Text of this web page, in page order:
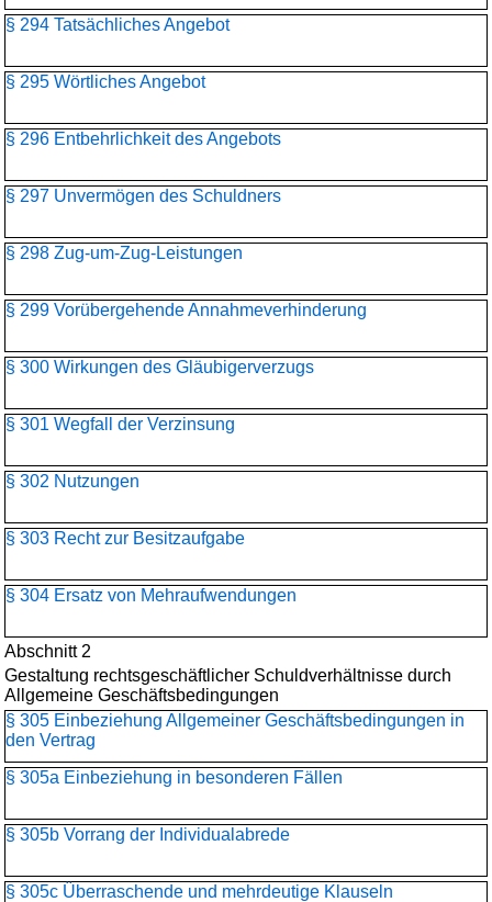
§ 294 Tatsächliches Angebot
§ 295 Wörtliches Angebot
§ 296 Entbehrlichkeit des Angebots
§ 297 Unvermögen des Schuldners
§ 298 Zug-um-Zug-Leistungen
§ 299 Vorübergehende Annahmeverhinderung
§ 300 Wirkungen des Gläubigerverzugs
§ 301 Wegfall der Verzinsung
§ 302 Nutzungen
§ 303 Recht zur Besitzaufgabe
§ 304 Ersatz von Mehraufwendungen
Abschnitt 2
Gestaltung rechtsgeschäftlicher Schuldverhältnisse durch
Allgemeine Geschäftsbedingungen
§ 305 Einbeziehung Allgemeiner Geschäftsbedingungen in
den Vertrag
§ 305a Einbeziehung in besonderen Fällen
§ 305b Vorrang der Individualabrede
§ 305c Überraschende und mehrdeutige Klauseln